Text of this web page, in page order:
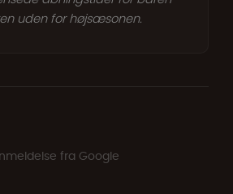
uden for højsæsonen.
fra Google